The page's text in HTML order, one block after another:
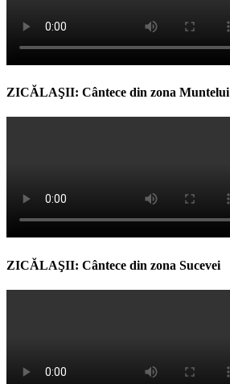
ZICĂLAŞII: Cântece din zona Muntelui
ZICĂLAŞII: Cântece din zona Sucevei